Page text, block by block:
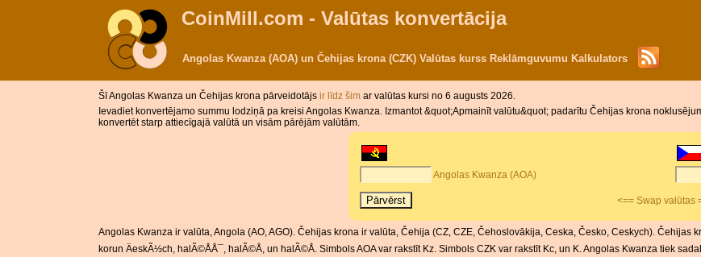
CoinMill.com - Valūtas konvertācija
Angolas Kwanza (AOA) un Čehijas krona (CZK) Valūtas kurss Reklāmguvumu Kalkulators
Šī Angolas Kwanza un Čehijas krona pārveidotājs ir līdz šim ar valūtas kursi no 6 augusts 2026.
Ievadiet konvertējamo summu lodziņā pa kreisi Angolas Kwanza. Izmantot &quot;Apmainīt valūtu&quot; padarītu Čehijas krona
konvertēt starp attiecīgajā valūtā un visām pārējām valūtām.
Angolas Kwanza (AOA)
<== Swap valūtas
Angolas Kwanza ir valūta, Angola (AO, AGO). Čehijas krona ir valūta, Čehija (CZ, CZE, Čehoslovākija, Ceska, Česko, Ceskych). Čehijas
korun ÄeskÃ½ch, halÃ©ÅÅ¯, halÃ©Å, un halÃ©Å. Simbols AOA var rakstīt Kz. Simbols CZK var rakstīt Kc, un K. Angolas Kwanza tiek